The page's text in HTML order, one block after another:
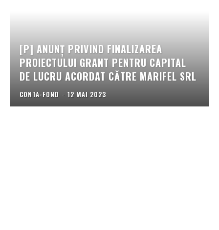
[P] ANUNȚ PRIVIND FINALIZAREA
PROIECTULUI GRANT PENTRU CAPITAL
DE LUCRU ACORDAT CĂTRE MARIFEL SRL
CONTA-FOND - 12 MAI 2023